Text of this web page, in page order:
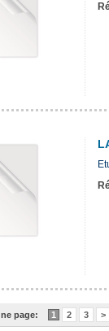
page: 1 2 3 >